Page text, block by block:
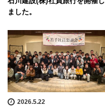
ました。
2026.5.22